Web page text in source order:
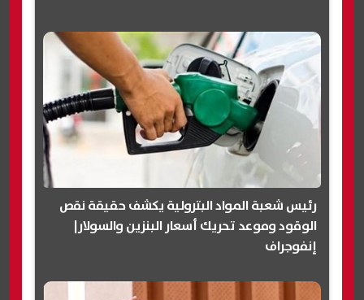
رئيس شعبة المواد البترولية يكشف حقيقة نقص
الوقود وموعد تحريك أسعار البنزين والسولار|
إنفوجراف